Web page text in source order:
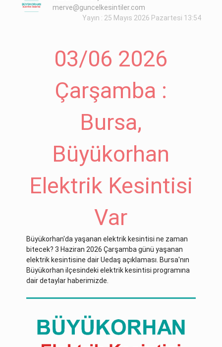
merve@guncelkesintiler.com
Yayın : 25 Mayıs 2026 Pazartesi 13:54
03/06 2026
Çarşamba :
Bursa,
Büyükorhan
Elektrik Kesintisi
Var
Büyükorhan'da yaşanan elektrik kesintisi ne zaman
bitecek? 3 Haziran 2026 Çarşamba günü yaşanan
elektrik kesintisine dair Uedaş açıklaması. Bursa'nın
Büyükorhan ilçesindeki elektrik kesintisi programına
dair detaylar haberimizde.